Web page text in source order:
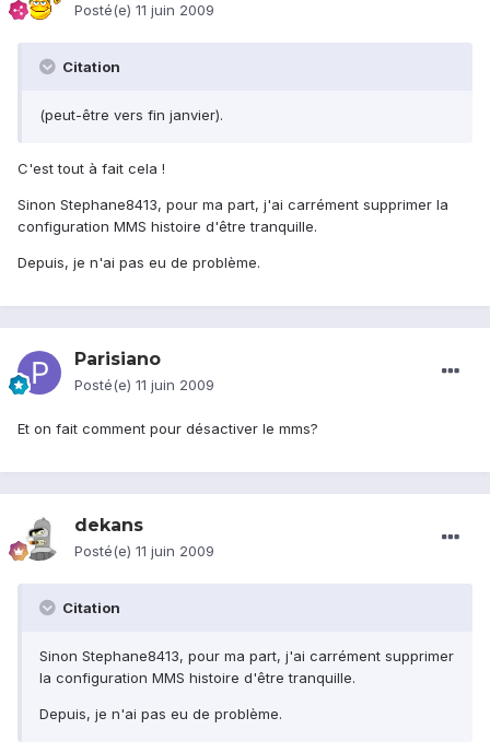
Posté(e) 11 juin 2009
Citation
(peut-être vers fin janvier).
C'est tout à fait cela !
Sinon Stephane8413, pour ma part, j'ai carrément supprimer la
configuration MMS histoire d'être tranquille.
Depuis, je n'ai pas eu de problème.
Parisiano
Posté(e) 11 juin 2009
Et on fait comment pour désactiver le mms?
dekans
Posté(e) 11 juin 2009
Citation
Sinon Stephane8413, pour ma part, j'ai carrément supprimer
la configuration MMS histoire d'être tranquille.
Depuis, je n'ai pas eu de problème.